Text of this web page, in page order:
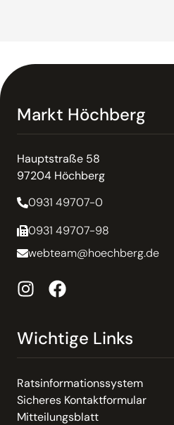
Markt Höchberg
Hauptstraße 58
97204 Höchberg
0931 49707-0
0931 49707-98
webteam@hoechberg.de
Wichtige Links
Ratsinformationssystem
Sicheres Kontaktformular
Mitteilungsblatt